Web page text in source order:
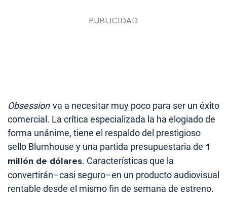
Obsession va a necesitar muy poco para ser un éxito
comercial. La crítica especializada la ha elogiado de
forma unánime, tiene el respaldo del prestigioso
sello Blumhouse y una partida presupuestaria de 1
millón de dólares. Características que la
convertirán–casi seguro–en un producto audiovisual
rentable desde el mismo fin de semana de estreno.